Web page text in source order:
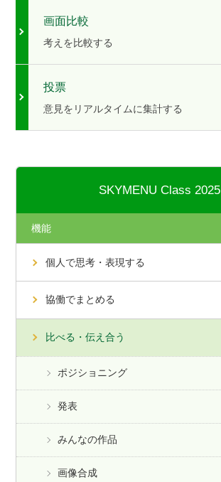
画面比較
考えを比較する
投票
意見をリアルタイムに集計する
SKYMENU Class 2025
機能
個人で思考・表現する
協働でまとめる
比べる・伝え合う
ポジショニング
発表
みんなの作品
画像合成